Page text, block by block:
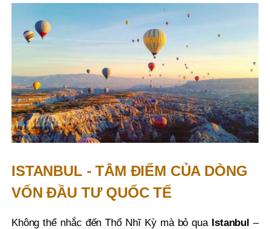
ISTANBUL - TÂM ĐIỂM CỦA DÒNG
VỐN ĐẦU TƯ QUỐC TẾ
Không thể nhắc đến Thổ Nhĩ Kỳ mà bỏ qua Istanbul –